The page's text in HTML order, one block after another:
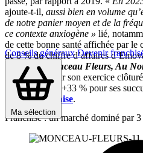
Conseils générauxDevenir
Ma sélection
ajoute-t-il, aussi bien en volume
de notre panier moyen et de la
ce contexte anxiogène » lié,
de cette bonne santé affichée par le
de 8 % du chiffre d’affaires
enseignes
Monceau Fleurs, Au
de Fleurs) pour son exercice
32,3 M€, dont +33 % pour ses
liés à lafranchise.
Franchise : un marché dominé par 3